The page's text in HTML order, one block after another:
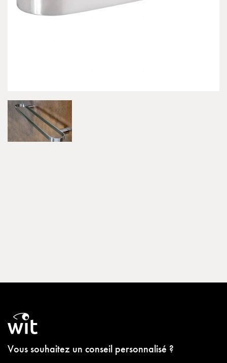
Vous souhaitez un conseil personnalisé ?